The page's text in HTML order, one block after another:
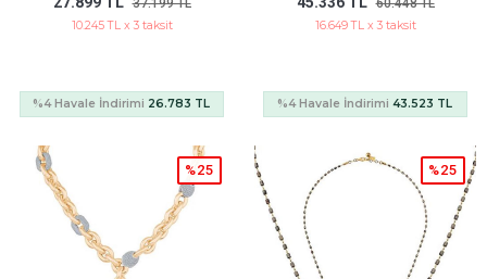
37.199 TL
10.245 TL x 3 taksit
%4 Havale İndirimi 26.783 TL
60.448 TL
16.649 TL x 3 taksit
%4 Havale İndirimi43.523 TL
%25 %25